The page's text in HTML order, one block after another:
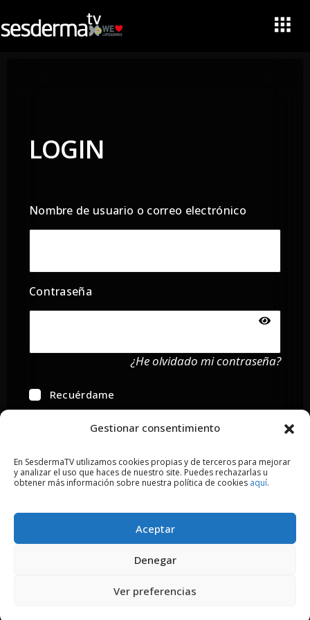
Gestionar consentimiento
En SesdermaTV utilizamos cookies propias y de terceros para mejorar
y analizar el uso que haces de nuestro site. Puedes rechazarlas u
obtener más información sobre nuestra política de cookies aquí.
Aceptar
Denegar
Ver preferencias
LOGIN
Nombre de usuario o correo electrónico
Contraseña
¿He olvidado mi contraseña?
Recuérdame
¿No eres usuario? Regístrate ahora
2018 © Copyright Sesderma SL
POLÍTICA DE PRIVACIDAD